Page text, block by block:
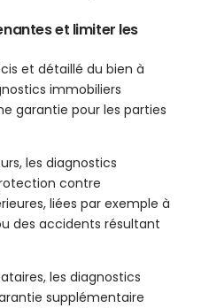
et limiter les
et détaillé du bien à
immobiliers
garantie pour les parties
les diagnostics
contre
liées par exemple à
des accidents résultant
les diagnostics
supplémentaire